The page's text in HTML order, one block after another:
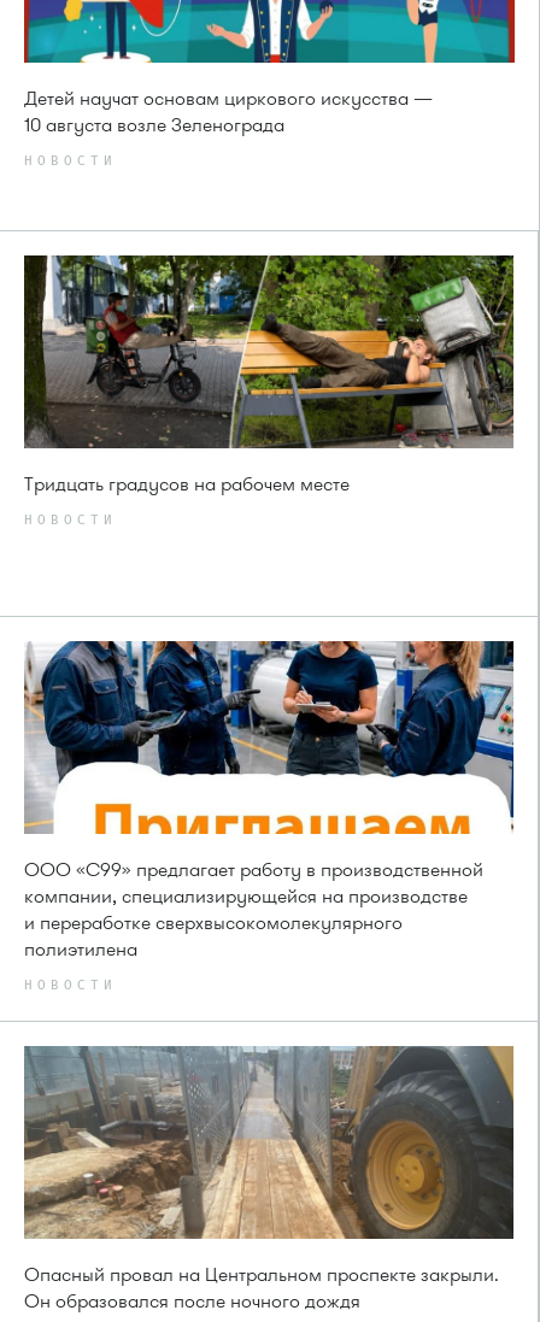
Детей научат основам циркового искусства —
10 августа возле Зеленограда
НОВОСТИ
Тридцать градусов на рабочем месте
НОВОСТИ
ООО «С99» предлагает работу в производственной
компании, специализирующейся на производстве
и переработке сверхвысокомолекулярного
полиэтилена
НОВОСТИ
Опасный провал на Центральном проспекте закрыли.
Он образовался после ночного дождя